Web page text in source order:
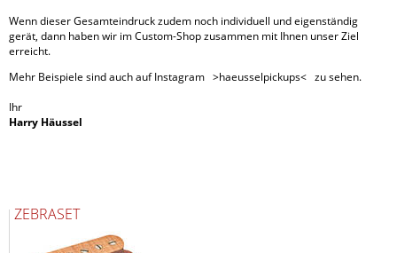
Wenn dieser Gesamteindruck zudem noch individuell und eigenständig
gerät, dann haben wir im Custom-Shop zusammen mit Ihnen unser Ziel
erreicht.
Mehr Beispiele sind auch auf Instagram >haeusselpickups< zu sehen.
Ihr
Harry Häussel
ZEBRASET